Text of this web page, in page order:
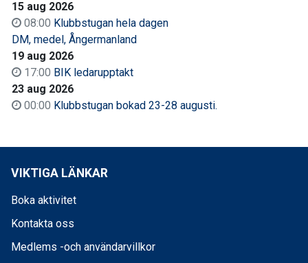
15 aug 2026
08:00 Klubbstugan hela dagen
DM, medel, Ångermanland
19 aug 2026
17:00 BIK ledarupptakt
23 aug 2026
00:00 Klubbstugan bokad 23-28 augusti.
VIKTIGA LÄNKAR
Boka aktivitet
Kontakta oss
Medlems -och användarvillkor